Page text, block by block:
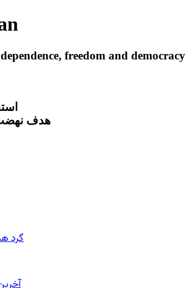
, freedom and democracy
هدف
- گرد
-